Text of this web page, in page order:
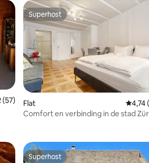
beoordeling van 4,82 op 5, 57
(57)
Superhost
Superhost
Flat
4,74
Comfort en verbinding in de stad
Superhost
Superhost